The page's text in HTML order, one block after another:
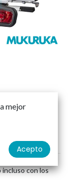
incluso con los
mejor
Acepto